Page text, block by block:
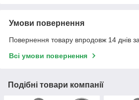
Умови повернення
Повернення товару впродовж 14 днів
Всі умови повернення
Подібні товари компанії